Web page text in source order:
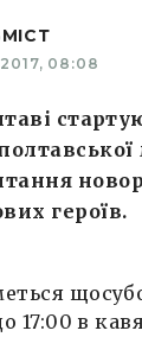
08:08
героїв.
17:00 в